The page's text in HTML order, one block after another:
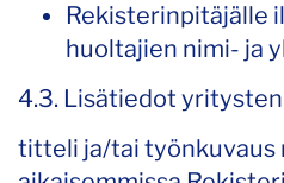
Rekisterinpitäjälle
huoltajien nimi- ja
4.3. Lisätiedot
titteli ja/tai työnkuvaus